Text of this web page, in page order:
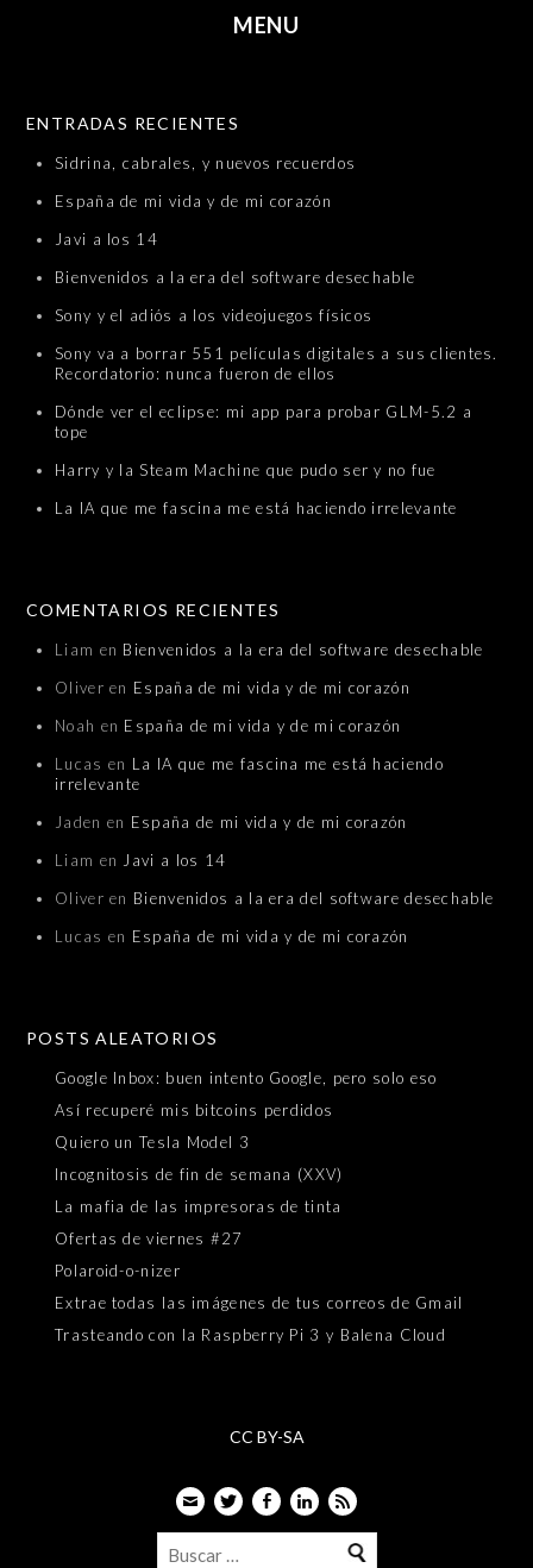
MENU
ENTRADAS RECIENTES
Sidrina, cabrales, y nuevos recuerdos
España de mi vida y de mi corazón
Javi a los 14
Bienvenidos a la era del software desechable
Sony y el adiós a los videojuegos físicos
Sony va a borrar 551 películas digitales a sus clientes.
Recordatorio: nunca fueron de ellos
Dónde ver el eclipse: mi app para probar GLM-5.2 a
tope
Harry y la Steam Machine que pudo ser y no fue
La IA que me fascina me está haciendo irrelevante
COMENTARIOS RECIENTES
Liam en Bienvenidos a la era del software desechable
Oliver en España de mi vida y de mi corazón
Noah en España de mi vida y de mi corazón
Lucas en La IA que me fascina me está haciendo
irrelevante
Jaden en España de mi vida y de mi corazón
Liam en Javi a los 14
Oliver en Bienvenidos a la era del software desechable
Lucas en España de mi vida y de mi corazón
POSTS ALEATORIOS
Google Inbox: buen intento Google, pero solo eso
Así recuperé mis bitcoins perdidos
Quiero un Tesla Model 3
Incognitosis de fin de semana (XXV)
La mafia de las impresoras de tinta
Ofertas de viernes #27
Polaroid-o-nizer
Extrae todas las imágenes de tus correos de Gmail
Trasteando con la Raspberry Pi 3 y Balena Cloud
CC BY-SA
EmailTwitterFacebook
LinkedIn
Feed